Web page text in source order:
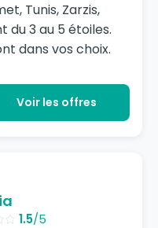
Tunis, Zarzis,
du 3 au 5 étoiles.
dans vos choix.
Voir les offres
1.5/5